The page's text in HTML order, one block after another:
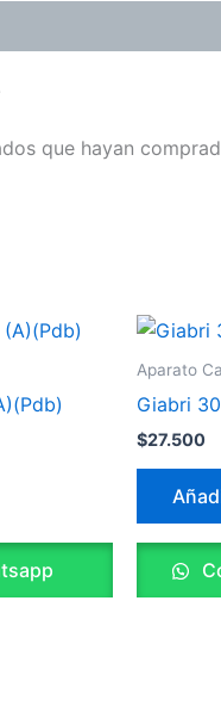
que hayan
Aparato
Giabri
$27.500